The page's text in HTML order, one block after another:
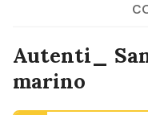
Autenti_
marino